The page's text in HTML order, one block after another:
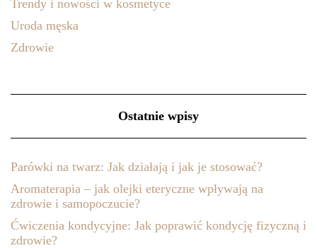
Trendy i nowości w kosmetyce
Uroda męska
Zdrowie
Ostatnie wpisy
Parówki na twarz: Jak działają i jak je stosować?
Aromaterapia – jak olejki eteryczne wpływają na
zdrowie i samopoczucie?
Ćwiczenia kondycyjne: Jak poprawić kondycję fizyczną i
zdrowie?